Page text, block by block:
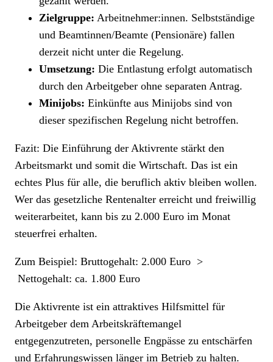
Zielgruppe: Arbeitnehmer:innen. Selbstständige
und Beamtinnen/Beamte (Pensionäre) fallen
derzeit nicht unter die Regelung.
Umsetzung: Die Entlastung erfolgt automatisch
durch den Arbeitgeber ohne separaten Antrag.
Minijobs: Einkünfte aus Minijobs sind von
dieser spezifischen Regelung nicht betroffen.
Fazit: Die Einführung der Aktivrente stärkt den
Arbeitsmarkt und somit die Wirtschaft. Das ist ein
echtes Plus für alle, die beruflich aktiv bleiben wollen.
Wer das gesetzliche Rentenalter erreicht und freiwillig
weiterarbeitet, kann bis zu 2.000 Euro im Monat
steuerfrei erhalten.
Zum Beispiel: Bruttogehalt: 2.000 Euro >
Nettogehalt: ca. 1.800 Euro
Die Aktivrente ist ein attraktives Hilfsmittel für
Arbeitgeber dem Arbeitskräftemangel
entgegenzutreten, personelle Engpässe zu entschärfen
und Erfahrungswissen länger im Betrieb zu halten.